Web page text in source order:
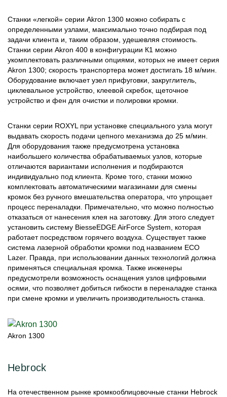
Станки «легкой» серии Akron 1300 можно собирать с
определенными узлами, максимально точно подбирая под
задачи клиента и, таким образом, удешевляя стоимость.
Станки серии Akron 400 в конфигурации К1 можно
укомплектовать различными опциями, которых не имеет серия
Akron 1300; скорость транспортера может достигать 18 м/мин.
Оборудование включает узел прифуговки, закруглитель,
циклевальное устройство, клеевой скребок, щеточное
устройство и фен для очистки и полировки кромки.
Станки серии ROXYL при установке специального узла могут
выдавать скорость подачи цепного механизма до 25 м/мин.
Для оборудования также предусмотрена установка
наибольшего количества обрабатываемых узлов, которые
отличаются вариантами исполнения и подбираются
индивидуально под клиента. Кроме того, станки можно
комплектовать автоматическими магазинами для смены
кромок без ручного вмешательства оператора, что упрощает
процесс переналадки. Примечательно, что можно полностью
отказаться от нанесения клея на заготовку. Для этого следует
установить систему BiesseEDGE AirForce System, которая
работает посредством горячего воздуха. Существует также
система лазерной обработки кромки под названием ECO
Lazer. Правда, при использовании данных технологий должна
применяться специальная кромка. Также инженеры
предусмотрели возможность оснащения узлов цифровыми
осями, что позволяет добиться гибкости в переналадке станка
при смене кромки и увеличить производительность станка.
Akron 1300
Hebrock
На отечественном рынке кромкооблицовочные станки Hebrock